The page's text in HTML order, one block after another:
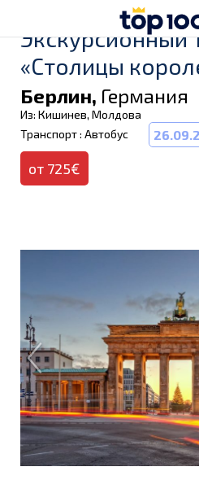
Экскурсионный
«Столицы
Берлин, Германия
Из: Кишинев, Молдова
Транспорт : Автобус
от 725€